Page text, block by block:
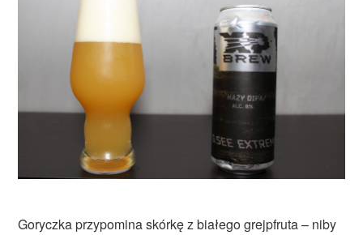
Goryczka przypomina skórkę z białego grejpfruta – niby